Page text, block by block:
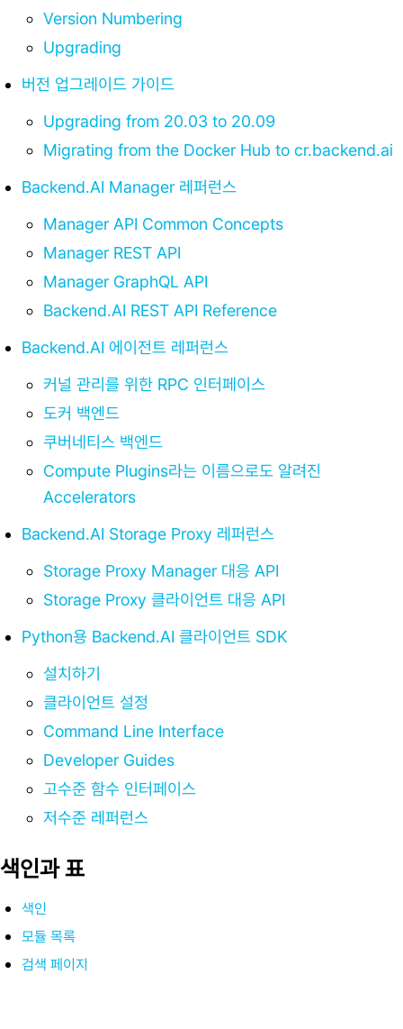
Version Numbering
Upgrading
버전 업그레이드 가이드
Upgrading from 20.03 to 20.09
Migrating from the Docker Hub to cr.backend.ai
Backend.AI Manager 레퍼런스
Manager API Common Concepts
Manager REST API
Manager GraphQL API
Backend.AI REST API Reference
Backend.AI 에이전트 레퍼런스
커널 관리를 위한 RPC 인터페이스
도커 백엔드
쿠버네티스 백엔드
Compute Plugins라는 이름으로도 알려진
Accelerators
Backend.AI Storage Proxy 레퍼런스
Storage Proxy Manager 대응 API
Storage Proxy 클라이언트 대응 API
Python용 Backend.AI 클라이언트 SDK
설치하기
클라이언트 설정
Command Line Interface
Developer Guides
고수준 함수 인터페이스
저수준 레퍼런스
색인과 표
색인
모듈 목록
검색 페이지